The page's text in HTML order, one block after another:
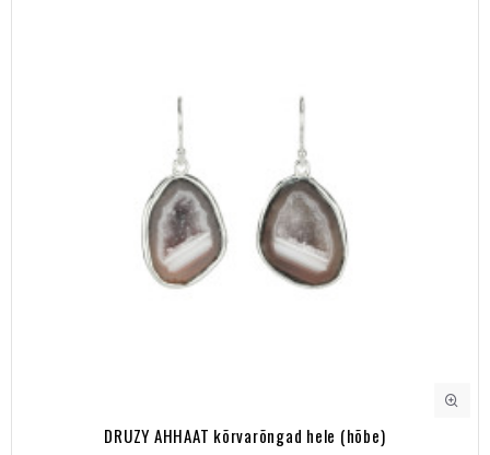
DRUZY AHHAAT kõrvarõngad hele (hõbe)